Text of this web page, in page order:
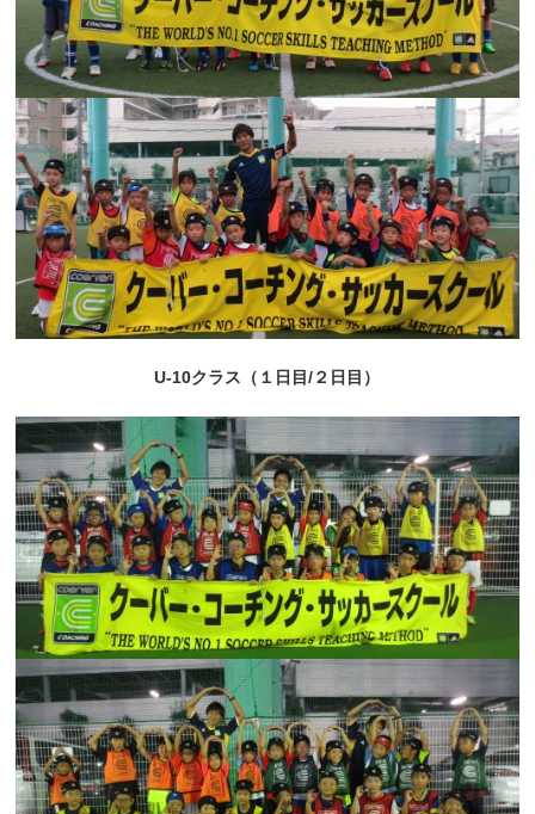
U-10クラス（１日目/２日目）